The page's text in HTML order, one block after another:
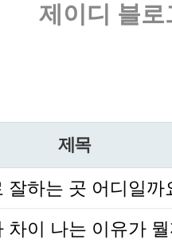
제이디 블로
제목
잘하는 곳 어디일까
차이 나는 이유가